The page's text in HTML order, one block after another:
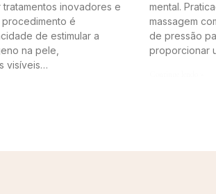
inovadores e
é
de estimular a
na pele,
visíveis…
mental.
massagem
de pressão
proporcionar